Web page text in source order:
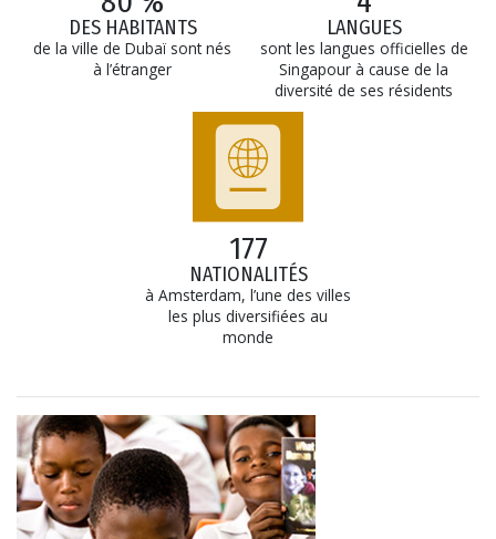
DES HABITANTS
de la ville de Dubaï sont nés
à l’étranger
LANGUES
sont les langues officielles de
Singapour à cause de la
diversité de ses résidents
177
NATIONALITÉS
à Amsterdam, l’une des villes
les plus diversifiées au
monde